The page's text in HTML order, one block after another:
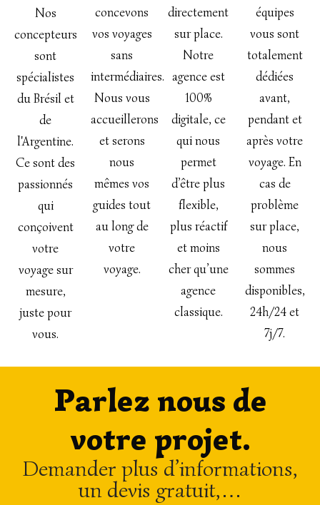
Nos
concepteurs
sont
spécialistes
du Brésil et
de
l'Argentine.
Ce sont des
passionnés
qui
conçoivent
votre
voyage sur
mesure,
juste pour
vous.
concevons
vos voyages
sans
intermédiaires.
Nous vous
accueillerons
et serons
nous
mêmes vos
guides tout
au long de
votre
voyage.
directement
sur place.
Notre
agence est
100%
digitale, ce
qui nous
permet
d’être plus
flexible,
plus réactif
et moins
cher qu’une
agence
classique.
équipes
vous sont
totalement
dédiées
avant,
pendant et
après votre
voyage. En
cas de
problème
sur place,
nous
sommes
disponibles,
24h/24 et
7j/7.
Parlez nous de
votre projet.
Demander plus d’informations,
un devis gratuit,…